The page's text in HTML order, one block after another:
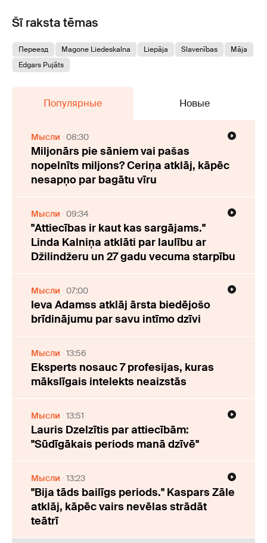
Šī raksta tēmas
Переезд Magone Liedeskalna Liepāja Slavenības
Māja
Edgars Pujāts
Популярные Новые
Мысли 08:30
Miljonārs pie sāniem vai pašas
nopelnīts miljons? Ceriņa atklāj, kāpēc
nesapņo par bagātu vīru
Мысли 09:34
"Attiecības ir kaut kas sargājams."
Linda Kalniņa atklāti par laulību ar
Džilindžeru un 27 gadu vecuma starpību
Мысли 07:00
Ieva Adamss atklāj ārsta biedējošo
brīdinājumu par savu intīmo dzīvi
Мысли 13:56
Eksperts nosauc 7 profesijas, kuras
mākslīgais intelekts neaizstās
Мысли 13:51
Lauris Dzelzītis par attiecībām:
"Sūdīgākais periods manā dzīvē"
Мысли 13:23
"Bija tāds bailīgs periods." Kaspars Zāle
atklāj, kāpēc vairs nevēlas strādāt
teātrī